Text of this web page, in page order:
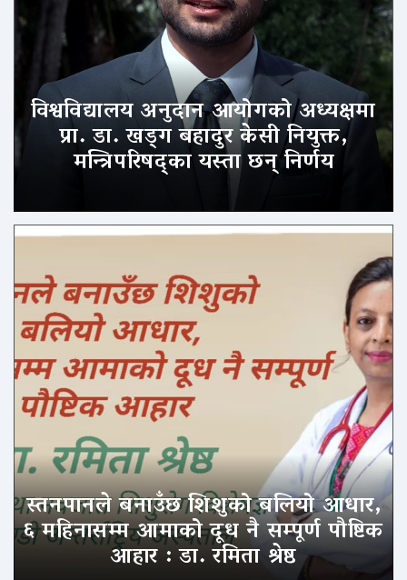
विश्वविद्यालय अनुदान आयोगको अध्यक्षमा
प्रा. डा. खड्ग बहादुर केसी नियुक्त,
मन्त्रिपरिषद्का यस्ता छन् निर्णय
स्तनपानले बनाउँछ शिशुको बलियो आधार,
६ महिनासम्म आमाको दूध नै सम्पूर्ण पौष्टिक
आहार : डा. रमिता श्रेष्ठ